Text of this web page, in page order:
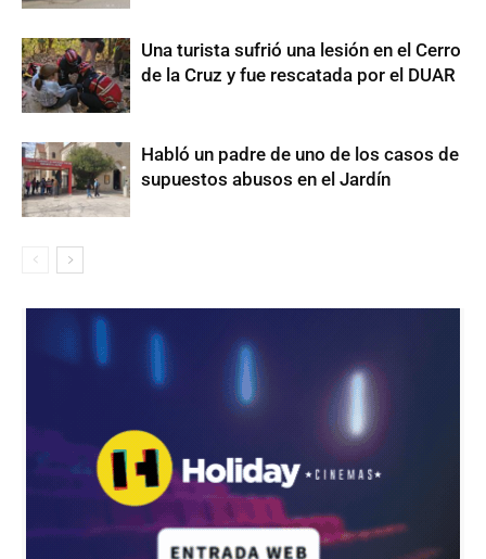
Una turista sufrió una lesión en el Cerro
de la Cruz y fue rescatada por el DUAR
Habló un padre de uno de los casos de
supuestos abusos en el Jardín